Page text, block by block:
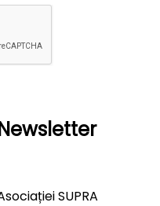
SUPRA